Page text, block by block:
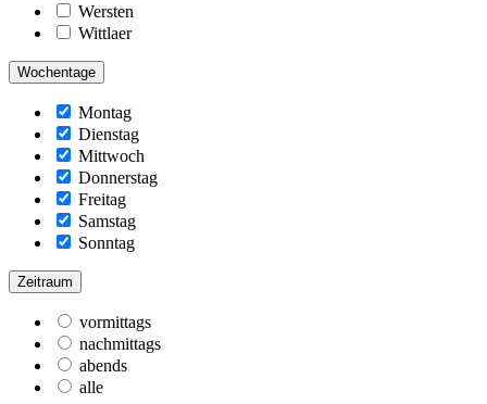
Wersten
Wittlaer
Wochentage
Montag
Dienstag
Mittwoch
Donnerstag
Freitag
Samstag
Sonntag
Zeitraum
vormittags
nachmittags
abends
alle